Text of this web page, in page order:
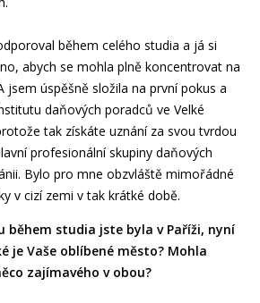
během celého studia a já si
abych se mohla plně koncentrovat na
jsem úspěšně složila na první pokus a
daňových poradců ve Velké
tak získáte uznání za svou tvrdou
profesionální skupiny daňových
Bylo pro mne obzvláště mimořádné
v cizí zemi v tak krátké době.
během studia jste byla v Paříži, nyní
je Vaše oblíbené město? Mohla
zajímavého v obou?